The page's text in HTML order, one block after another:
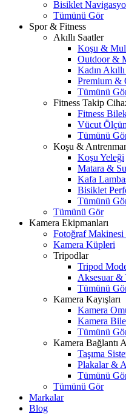
Bisiklet
Tümünü Gör
Spor & Fitness
Akıllı Saatler
Koşu &
Outdoor &
Kadın
Premium &
Tümünü
Fitness Takip
Fitness
Vücut
Tümünü
Koşu &
Koşu Yeleği
Matara &
Kafa
Bisiklet
Tümünü
Tümünü Gör
Kamera Ekipmanları
Fotoğraf Makinesi
Kamera Küpleri
Tripodlar
Tripod
Aksesuar &
Tümünü
Kamera Kayışları
Kamera
Kamera
Tümünü
Kamera Bağlantı
Taşıma
Plakalar &
Tümünü
Tümünü Gör
Markalar
Blog